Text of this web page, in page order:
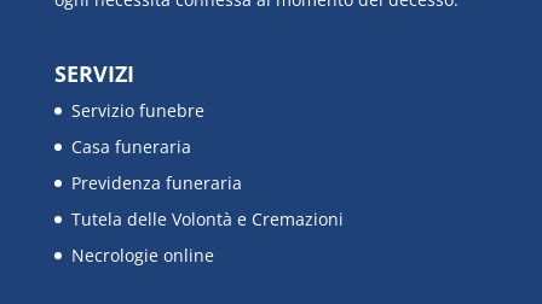
SERVIZI
Servizio funebre
Casa funeraria
Previdenza funeraria
Tutela delle Volontà e Cremazioni
Necrologie online